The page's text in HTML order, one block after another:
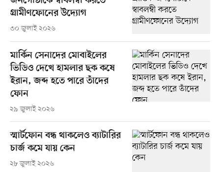
গ্রামীণফোনের উদ্যোগ
৩০ জুলাই ২০২৬
মার্কিন সেনাদের মোবাইলের
ভিডিও দেখে হামলার ছক কষে
ইরান, জব্দ হতে পারে তাঁদের
ফোন
২৯ জুলাই ২০২৬
স্মার্টফোন বন্ধ থাকলেও ব্যাটারির
চার্জ কমে যায় কেন
২৮ জুলাই ২০২৬